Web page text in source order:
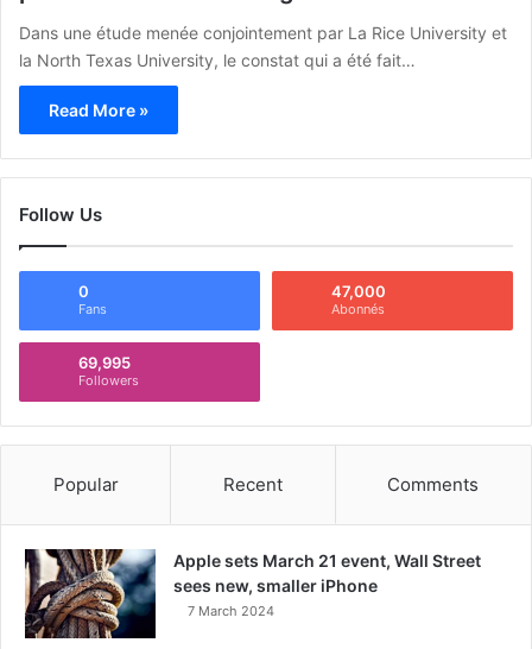
Dans une étude menée conjointement par La Rice University et
la North Texas University, le constat qui a été fait…
Read More »
Follow Us
0
Fans
47,000
Abonnés
69,995
Followers
Popular Recent Comments
Apple sets March 21 event, Wall Street
sees new, smaller iPhone
7 March 2024